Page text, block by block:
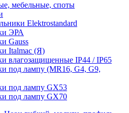
мебельные, споты
Elektrostandard
ЭРА
Gauss
Italmac (Я)
влагозащищенные IP44 / IP65
под лампу (MR16, G4, G9,
под лампу GX53
под лампу GX70